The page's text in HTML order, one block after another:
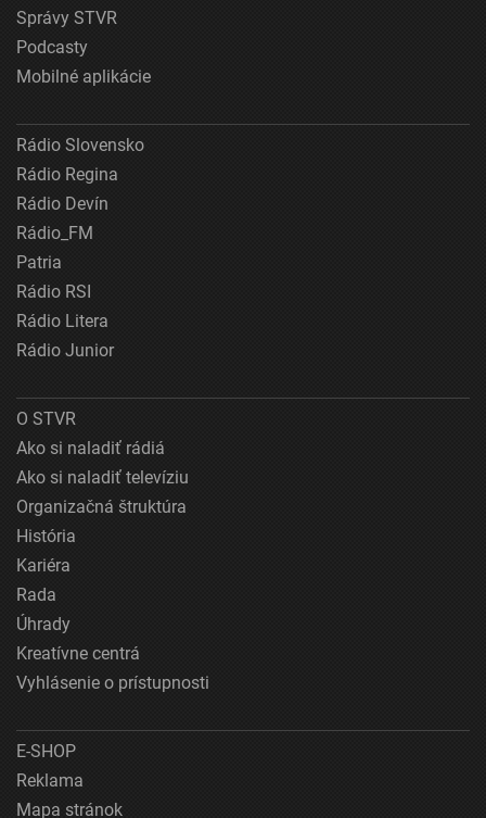
Správy STVR
Podcasty
Mobilné aplikácie
Rádio Slovensko
Rádio Regina
Rádio Devín
Rádio_FM
Patria
Rádio RSI
Rádio Litera
Rádio Junior
O STVR
Ako si naladiť rádiá
Ako si naladiť televíziu
Organizačná štruktúra
História
Kariéra
Rada
Úhrady
Kreatívne centrá
Vyhlásenie o prístupnosti
E-SHOP
Reklama
Mapa stránok